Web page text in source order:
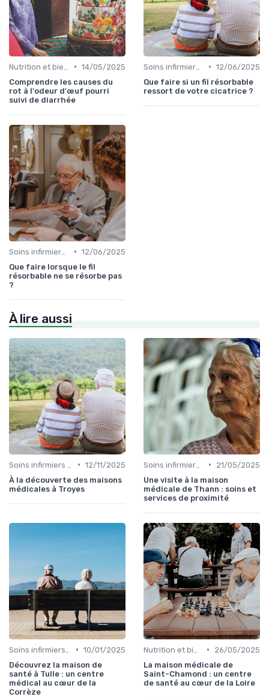
• 14/05/2025
Comprendre les causes du
rot à l'odeur d'œuf pourri
suivi de diarrhée
• 12/06/2025
Que faire si un fil résorbable
ressort de votre cicatrice ?
• 12/06/2025
Que faire lorsque le fil
résorbable ne se résorbe pas
?
À lire aussi
• 12/11/2025
À la découverte des maisons
médicales à Troyes
•
21/05/2025
Une visite à la maison
médicale de Thann : soins et
services de proximité
• 10/01/2025
Découvrez la maison de
santé à Tulle : un centre
médical au cœur de la
Corrèze
•
26/05/2025
La maison médicale de
Saint-Chamond : un centre
de santé au cœur de la Loire